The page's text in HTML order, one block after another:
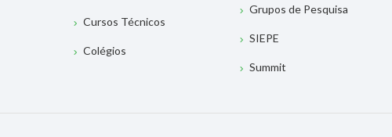
Cursos Técnicos
Colégios
Grupos de Pesquisa
SIEPE
Summit